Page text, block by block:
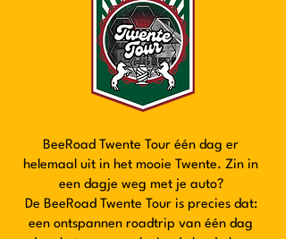
BeeRoad Twente Tour één dag er
helemaal uit in het mooie Twente. Zin in
een dagje weg met je auto?
De BeeRoad Twente Tour is precies dat:
een ontspannen roadtrip van één dag